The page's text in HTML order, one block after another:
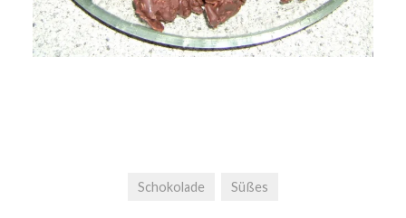
Schokolade Süßes